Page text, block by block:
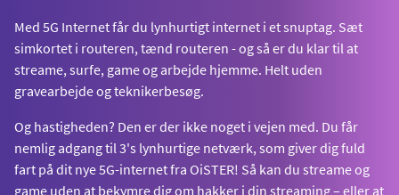
Med 5G Internet får du lynhurtigt internet i et snuptag. Sæt
simkortet i routeren, tænd routeren - og så er du klar til at
streame, surfe, game og arbejde hjemme. Helt uden
gravearbejde og teknikerbesøg.
Og hastigheden? Den er der ikke noget i vejen med. Du får
nemlig adgang til 3's lynhurtige netværk, som giver dig fuld
fart på dit nye 5G-internet fra OiSTER! Så kan du streame og
game uden at bekymre dig om hakker i din streaming – eller at